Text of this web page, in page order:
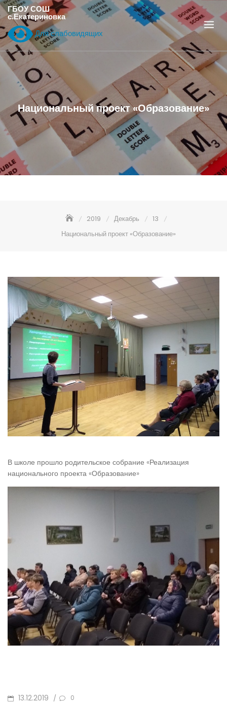
Перейти
к
содержанию
ГБОУ СОШ
с.Екатериновка
Для слабовидящих
Национальный проект «Образование»
2019 Декабрь
13
Национальный проект «Образование»
В школе прошло родительское собрание «Реализация
национального проекта «Образование»
ОПУБЛИКОВАНО
13.12.2019 / 0